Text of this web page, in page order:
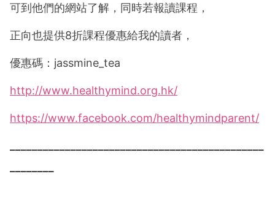
可到他們的網站了解，同時若報讀課程，
正向也提供8折課程優惠給我的讀者，
優惠碼：jassmine_tea
http://www.healthymind.org.hk/
https://www.facebook.com/healthymindparent/